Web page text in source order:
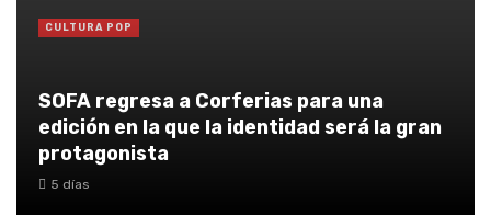
SOFA regresa a Corferias para una
edición en la que la identidad será la gran
protagonista
5 días
CULTURA POP